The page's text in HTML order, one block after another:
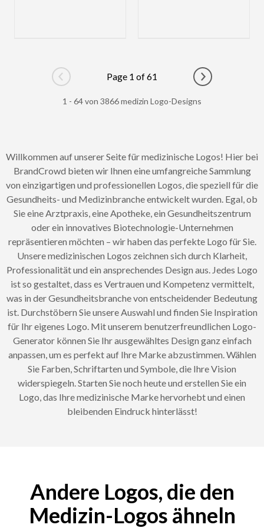
Go to previous page
Page 1 of 61
Go to next
1 - 64 von 3866 medizin Logo-Designs
Willkommen auf unserer Seite für medizinische Logos! Hier bei
BrandCrowd bieten wir Ihnen eine umfangreiche Sammlung
von einzigartigen und professionellen Logos, die speziell für die
Gesundheits- und Medizinbranche entwickelt wurden. Egal, ob
Sie eine Arztpraxis, eine Apotheke, ein Gesundheitszentrum
oder ein innovatives Biotechnologie-Unternehmen
repräsentieren möchten – wir haben das perfekte Logo für Sie.
Unsere medizinischen Logos zeichnen sich durch Klarheit,
Professionalität und ein ansprechendes Design aus. Jedes Logo
ist so gestaltet, dass es Vertrauen und Kompetenz vermittelt,
was in der Gesundheitsbranche von entscheidender Bedeutung
ist. Durchstöbern Sie unsere Auswahl und finden Sie Inspiration
für Ihr eigenes Logo. Mit unserem benutzerfreundlichen Logo-
Generator können Sie Ihr ausgewähltes Design ganz einfach
anpassen, um es perfekt auf Ihre Marke abzustimmen. Wählen
Sie Farben, Schriftarten und Symbole, die Ihre Vision
widerspiegeln. Starten Sie noch heute und erstellen Sie ein
Logo, das Ihre medizinische Marke hervorhebt und einen
bleibenden Eindruck hinterlässt!
Andere Logos, die den
Medizin-Logos ähneln